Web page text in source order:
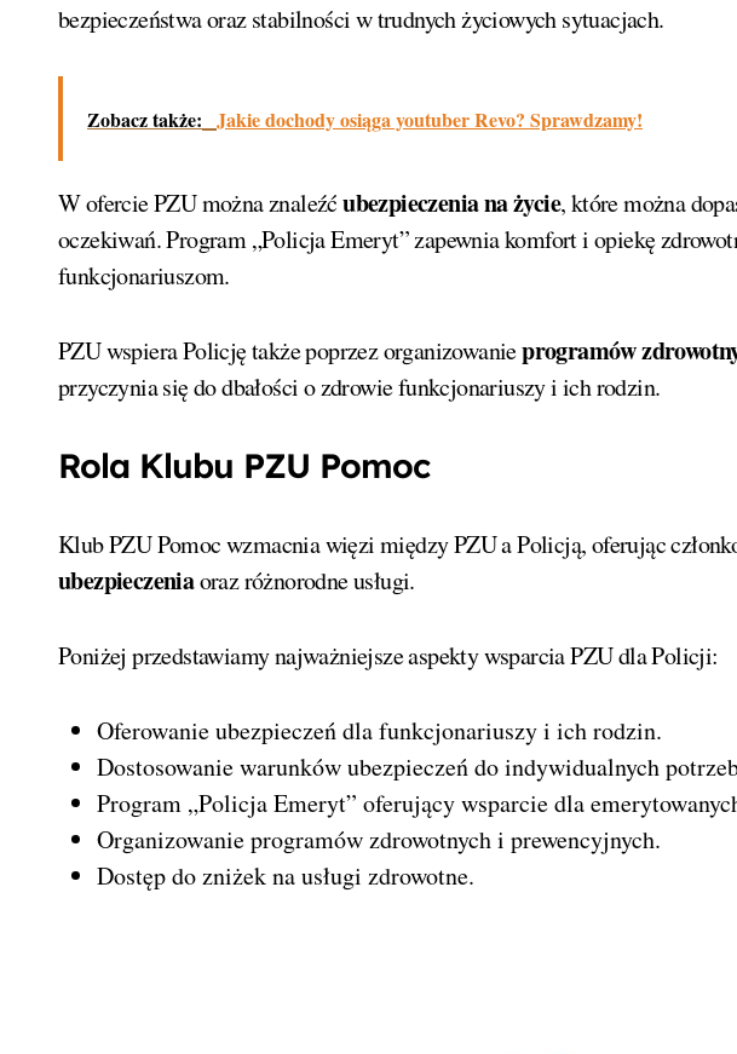
bezpieczeństwa oraz stabilności w trudnych życiowych sytuacjach.
Zobacz także: Jakie dochody osiąga youtuber Revo? Sprawdzamy!
W ofercie PZU można znaleźćubezpieczenia na życie, które można
oczekiwań. Program „Policja Emeryt” zapewnia komfort i opiekę
funkcjonariuszom.
PZU wspiera Policję także poprzez organizowanieprogramów
przyczynia się do dbałości o zdrowie funkcjonariuszy i ich rodzin.
Rola Klubu PZU Pomoc
Klub PZU Pomoc wzmacnia więzi między PZU a Policją, oferując
ubezpieczeniaoraz różnorodne usługi.
Poniżej przedstawiamy najważniejsze aspekty wsparcia PZU dla Policji:
Oferowanie ubezpieczeń dla funkcjonariuszy i ich rodzin.
Dostosowanie warunków ubezpieczeń do indywidualnych
Program „Policja Emeryt” oferujący wsparcie dla
Organizowanie programów zdrowotnych i prewencyjnych.
Dostęp do zniżek na usługi zdrowotne.